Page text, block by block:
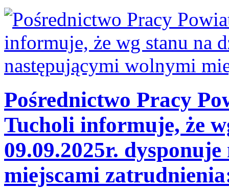
Pośrednictwo Pracy
Tucholi informuje, że
09.09.2025r.
miejscami